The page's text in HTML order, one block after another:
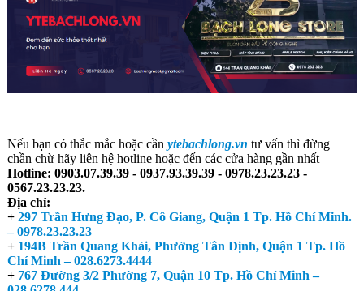
Nếu bạn có thắc mắc hoặc cần ytebachlong.vn tư vấn thì đừng
chần chừ hãy liên hệ hotline hoặc đến các cửa hàng gần nhất
Hotline: 0903.07.39.39 - 0937.93.39.39 - 0978.23.23.23 -
0567.23.23.23.
Địa chỉ:
+ 297 Trần Hưng Đạo, P. Cô Giang, Quận 1 Tp. Hồ Chí Minh.
– 0978.23.23.23
+ 194B Trần Quang Khải, Phường Tân Định, Quận 1 Tp. Hồ
Chí Minh – 028.6273.4444
+ 767 Đường 3/2 Phường 7, Quận 10 Tp. Hồ Chí Minh –